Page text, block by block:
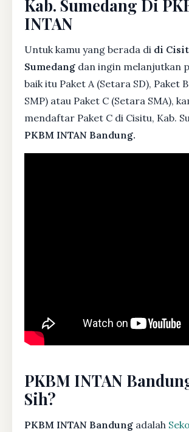
Kab. Sumedang Di
INTAN
Untuk kamu yang berada di di
Sumedang dan ingin melanjutkan
baik itu Paket A (Setara SD), Paket
SMP) atau Paket C (Setara SMA),
mendaftar Paket C di Cisitu, Kab.
PKBM INTAN Bandung.
PKBM INTAN
Sih?
PKBM INTAN Bandung adalah